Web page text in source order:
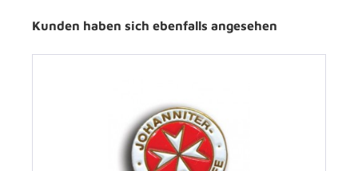
Kunden haben sich ebenfalls angesehen